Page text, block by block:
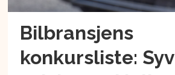
Bilbransjens
konkursliste: Syv